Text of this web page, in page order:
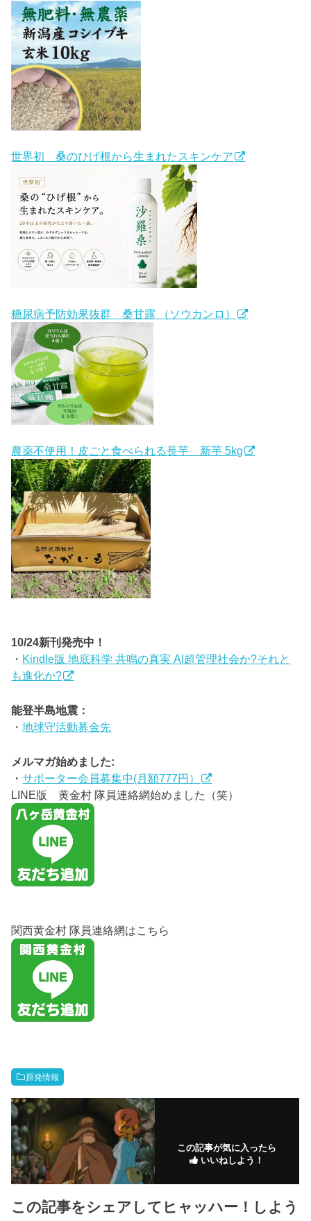
世界初 桑のひげ根から生まれたスキンケア
糖尿病予防効果抜群 桑甘露 （ソウカンロ）
農薬不使用！皮ごと食べられる長芋 新芋 5kg
10/24新刊発売中！
・ Kindle版 地底科学 共鳴の真実 AI超管理社会か?それと
も進化か?
能登半島地震：
・地球守活動募金先
メルマガ始めました:
・サポーター会員募集中(月額777円）
LINE版 黄金村 隊員連絡網始めました（笑）
関西黄金村 隊員連絡網はこちら
原発情報
この記事が気に入ったら
いいねしよう！
この記事をシェアしてヒャッハー！しよう